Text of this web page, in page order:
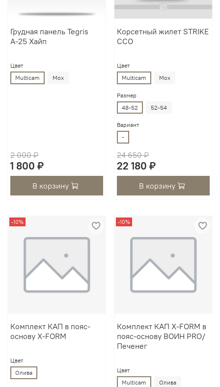
Грудная панель Tegris
А-25 Хайп
Цвет
Multicam
Мох
2 000 ₽
1 800 ₽
В корзину
Корсетный жилет STRIKE
ССО
Цвет
Multicam
Мох
Размер
48-52
52-54
Вариант
-
24 650 ₽
22 180 ₽
В корзину
-10%
Комплект КАП в пояс-
основу X-FORM
Цвет
Олива
-10%
Комплект КАП X-FORM в
пояс-основу ВОИН PRO/
Печенег
Цвет
Multicam
Олива